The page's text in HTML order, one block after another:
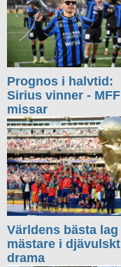
Prognos i halvtid:
Sirius vinner - MFF
missar
Världens bästa lag
mästare i djävulskt
drama